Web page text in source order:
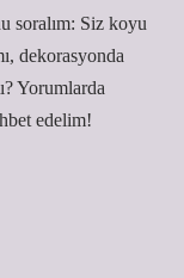
soralım: Siz koyu
dekorasyonda
Yorumlarda
edelim!